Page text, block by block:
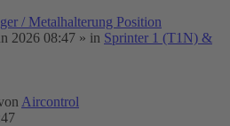
/ Metalhalterung Position
2026 08:47 » in Sprinter 1 (T1N) &
Aircontrol